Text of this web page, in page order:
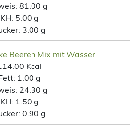
81.00 g
KH: 5.00 g
3.00 g
Beeren Mix mit Wasser
Kcal
1.00 g
24.30 g
KH: 1.50 g
0.90 g